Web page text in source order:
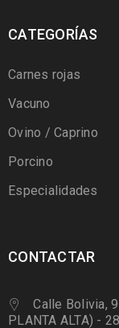
CATEGORÍAS
Carnes rojas
Vacuno
Ovino / Caprino
Porcino
Especialidades
CONTACTAR
Calle Bolivia,
PLANTA ALTA) -